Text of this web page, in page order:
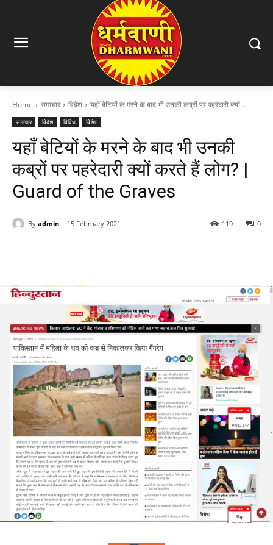
Home समाचार विदेश यहाँ बेटियों के मरने के बाद भी उनकी कब्रों पर पहरेदारी क्यों...
समाचार विदेश विविध विशेष
यहाँ बेटियों के मरने के बाद भी उनकी
कब्रों पर पहरेदारी क्यों करते हैं लोग? |
Guard of the Graves
By admin 15 February 2021 0
119